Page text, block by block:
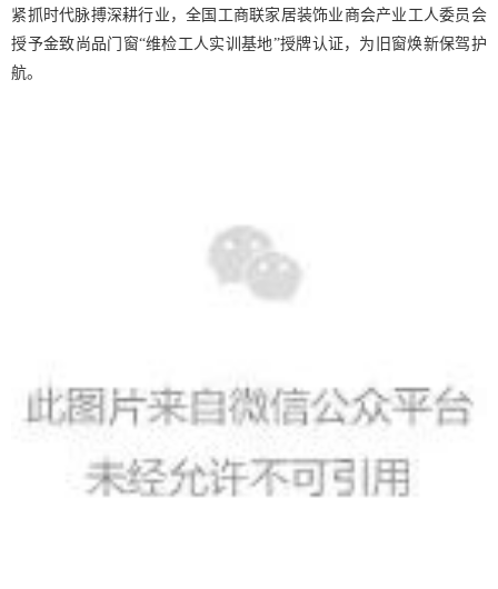
紧抓时代脉搏深耕行业，全国工商联家居装饰业商会产业工人委员会
授予金致尚品门窗“维检工人实训基地”授牌认证，为旧窗焕新保驾护
航。